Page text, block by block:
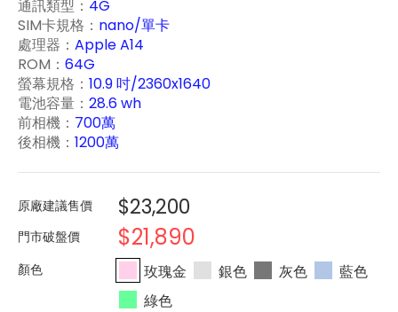
通訊類型： 4G
SIM卡規格： nano/單卡
處理器： Apple A14
ROM： 64G
螢幕規格： 10.9 吋/2360x1640
電池容量： 28.6 wh
前相機： 700萬
後相機： 1200萬
原廠建議售價 $23,200
門市破盤價 $21,890
玫瑰金 銀色 灰色
藍色
綠色